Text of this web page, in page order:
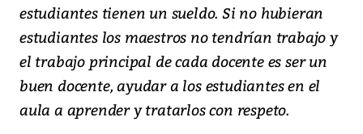
estudiantes tienen un sueldo. Si no hubieran
estudiantes los maestros no tendrían trabajo y
el trabajo principal de cada docente es ser un
buen docente, ayudar a los estudiantes en el
aula a aprender y tratarlos con respeto.